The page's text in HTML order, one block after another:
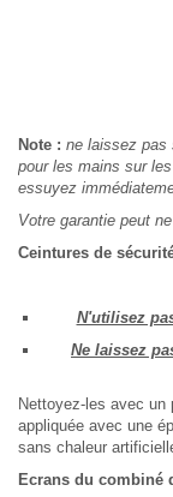
Note : ne laissez pas
pour les mains sur
essuyez
Votre garantie peut
Ceintures de
N'utilisez
Ne laissez
Nettoyez-les avec un
appliquée avec une
sans chaleur
Ecrans du combiné